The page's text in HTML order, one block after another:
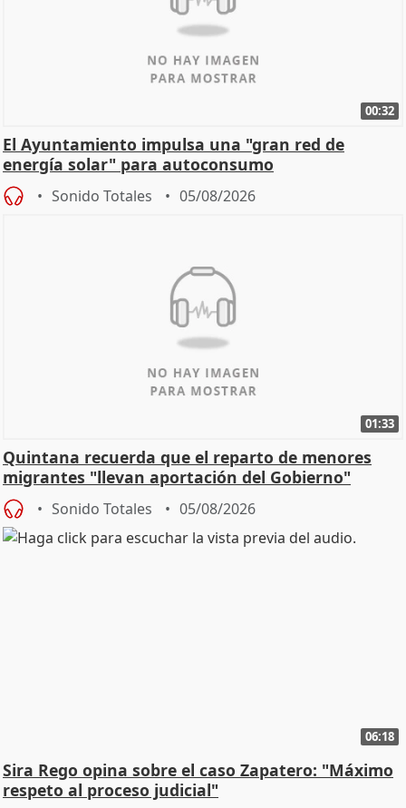
00:32
El Ayuntamiento impulsa una "gran red de
energía solar" para autoconsumo
Sonido Totales 05/08/2026
01:33
Quintana recuerda que el reparto de menores
migrantes "llevan aportación del Gobierno"
central
Sonido Totales 05/08/2026
06:18
Sira Rego opina sobre el caso Zapatero: "Máximo
respeto al proceso judicial"